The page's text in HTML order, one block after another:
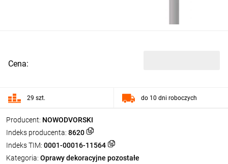
Producent: NOWODVORSKI
Indeks producenta: 8620
Indeks TIM: 0001-00016-11564
Kategoria: Oprawy dekoracyjne pozostałe
Cena:
29 szt. do 10 dni roboczych